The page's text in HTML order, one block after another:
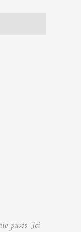
pusės. Jei